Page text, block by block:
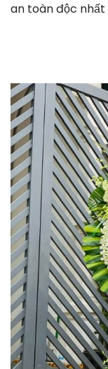
an toàn độc nhất